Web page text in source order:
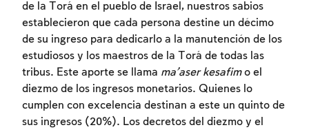
de la Torá en el pueblo de Israel, nuestros sabios
establecieron que cada persona destine un décimo
de su ingreso para dedicarlo a la manutención de los
estudiosos y los maestros de la Torá de todas las
tribus. Este aporte se llama ma’aser kesafimo el
diezmo de los ingresos monetarios. Quienes lo
cumplen con excelencia destinan a este un quinto de
sus ingresos (20%). Los decretos del diezmo y el
Inscripcion requerida
Para marcar lo estudiado debe conectarse
a su cuenta o inscribirse.
Inscripcion Conectarse